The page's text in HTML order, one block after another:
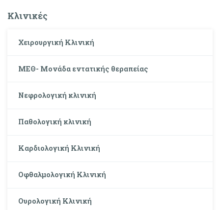
Κλινικές
Χειρουργική Κλινική
ΜΕΘ- Μονάδα εντατικής θεραπείας
Νεφρολογική κλινική
Παθολογική κλινική
Καρδιολογική Κλινική
Οφθαλμολογική Κλινική
Oυρολογική Kλινική